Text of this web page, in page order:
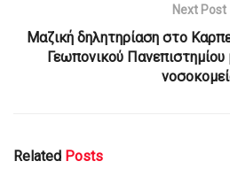
Next Post
Μαζική δηλητηρίαση στο
Γεωπονικού
Related Posts